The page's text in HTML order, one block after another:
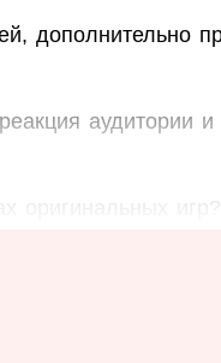
дополнительно
аудитории и